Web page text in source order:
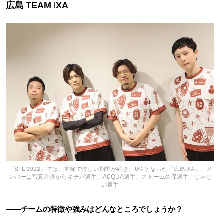
広島 TEAM iXA
「SFL 2022」では、本節で苦しい期間が続き、8位となった「広島iXA」。メ
ンバーは写真左側からキチパ選手、ACQUA選手、ストーム久保選手、じゃじ
い選手
――チームの特徴や強みはどんなところでしょうか？